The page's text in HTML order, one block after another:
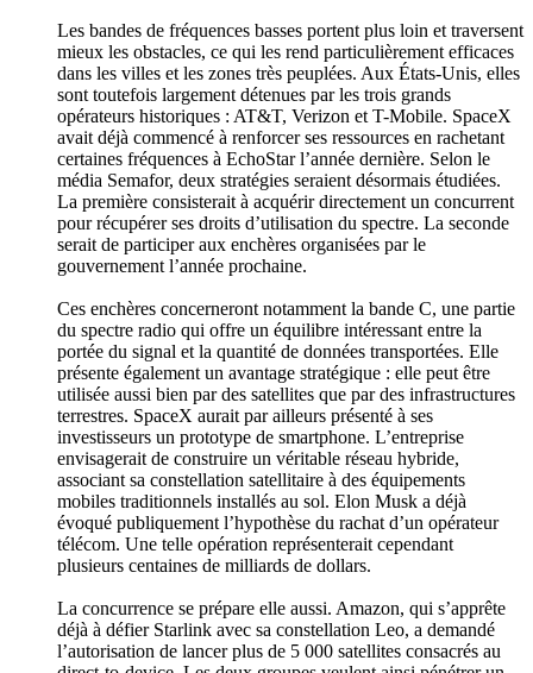
Les bandes de fréquences basses portent plus loin et traversent
mieux les obstacles, ce qui les rend particulièrement efficaces
dans les villes et les zones très peuplées. Aux États-Unis, elles
sont toutefois largement détenues par les trois grands
opérateurs historiques : AT&T, Verizon et T-Mobile. SpaceX
avait déjà commencé à renforcer ses ressources en rachetant
certaines fréquences à EchoStar l’année dernière. Selon le
média Semafor, deux stratégies seraient désormais étudiées.
La première consisterait à acquérir directement un concurrent
pour récupérer ses droits d’utilisation du spectre. La seconde
serait de participer aux enchères organisées par le
gouvernement l’année prochaine.
Ces enchères concerneront notamment la bande C, une partie
du spectre radio qui offre un équilibre intéressant entre la
portée du signal et la quantité de données transportées. Elle
présente également un avantage stratégique : elle peut être
utilisée aussi bien par des satellites que par des infrastructures
terrestres. SpaceX aurait par ailleurs présenté à ses
investisseurs un prototype de smartphone. L’entreprise
envisagerait de construire un véritable réseau hybride,
associant sa constellation satellitaire à des équipements
mobiles traditionnels installés au sol. Elon Musk a déjà
évoqué publiquement l’hypothèse du rachat d’un opérateur
télécom. Une telle opération représenterait cependant
plusieurs centaines de milliards de dollars.
La concurrence se prépare elle aussi. Amazon, qui s’apprête
déjà à défier Starlink avec sa constellation Leo, a demandé
l’autorisation de lancer plus de 5 000 satellites consacrés au